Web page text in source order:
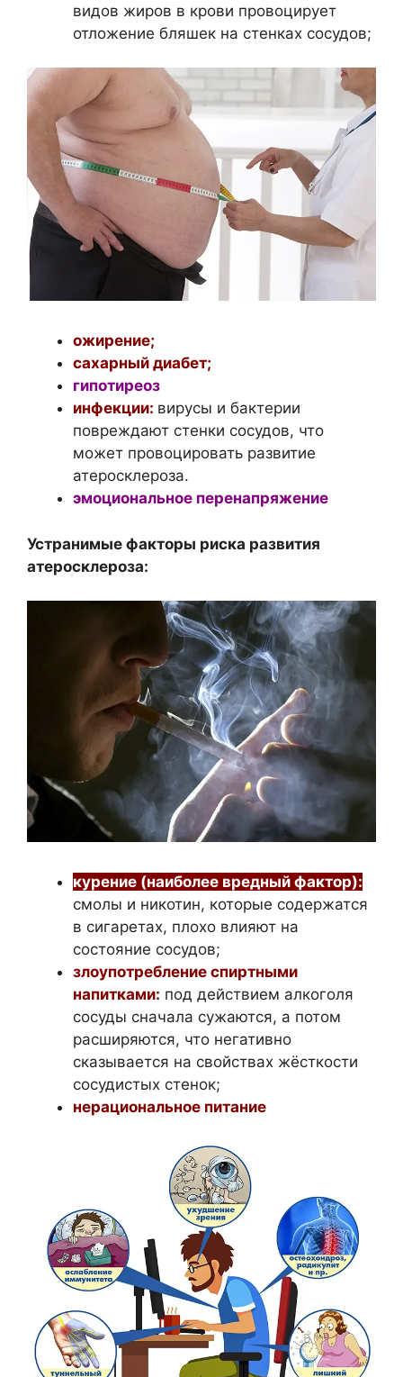
видов жиров в крови провоцирует
отложение бляшек на стенках сосудов;
ожирение;
сахарный диабет;
гипотиреоз
инфекции: вирусы и бактерии
повреждают стенки сосудов, что
может провоцировать развитие
атеросклероза.
эмоциональное перенапряжение
Устранимые факторы риска развития
атеросклероза:
курение (наиболее вредный фактор):
смолы и никотин, которые содержатся
в сигаретах, плохо влияют на
состояние сосудов;
злоупотребление спиртными
напитками: под действием алкоголя
сосуды сначала сужаются, а потом
расширяются, что негативно
сказывается на свойствах жёсткости
сосудистых стенок;
нерациональное питание